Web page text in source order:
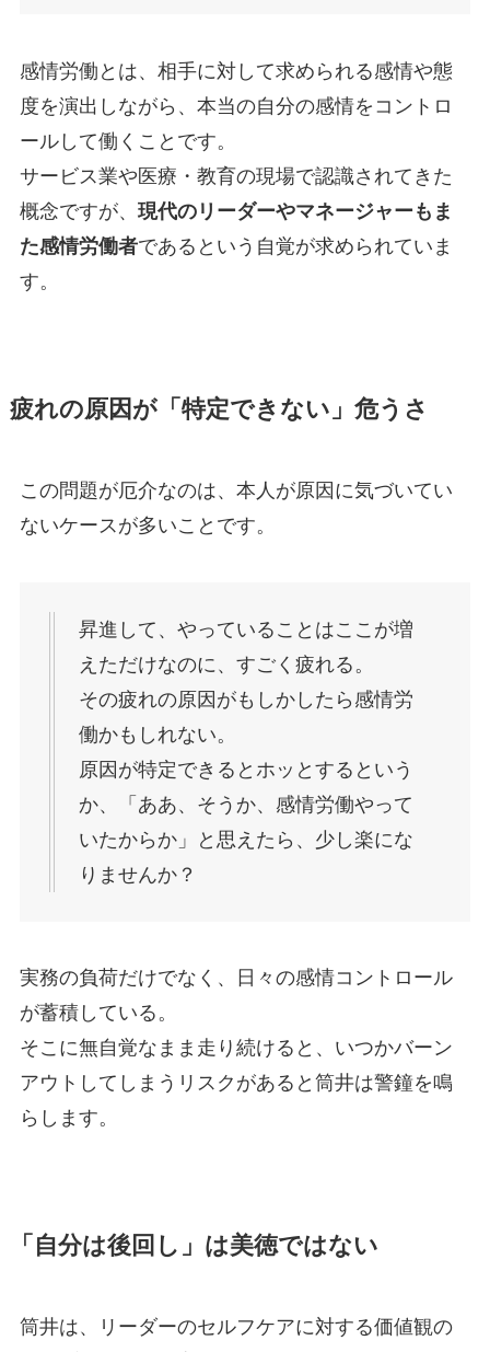
感情労働とは、相手に対して求められる感情や態
度を演出しながら、本当の自分の感情をコントロ
ールして働くことです。
サービス業や医療・教育の現場で認識されてきた
概念ですが、 現代のリーダーやマネージャーもま
た感情労働者であるという自覚が求められていま
す。
疲れの原因が「特定できない」危うさ
この問題が厄介なのは、本人が原因に気づいてい
ないケースが多いことです。
昇進して、やっていることはここが増
えただけなのに、すごく疲れる。
その疲れの原因がもしかしたら感情労
働かもしれない。
原因が特定できるとホッとするという
か、「ああ、そうか、感情労働やって
いたからか」と思えたら、少し楽にな
りませんか？
実務の負荷だけでなく、日々の感情コントロール
が蓄積している。
そこに無自覚なまま走り続けると、いつかバーン
アウトしてしまうリスクがあると筒井は警鐘を鳴
らします。
「自分は後回し」は美徳ではない
筒井は、リーダーのセルフケアに対する価値観の